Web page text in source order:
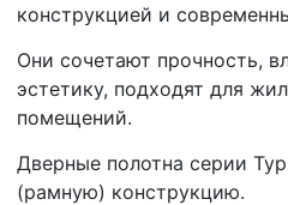
конструкцией и
Они сочетают прочность,
эстетику, подходят для
помещений.
Дверные полотна серии
(рамную) конструкцию.